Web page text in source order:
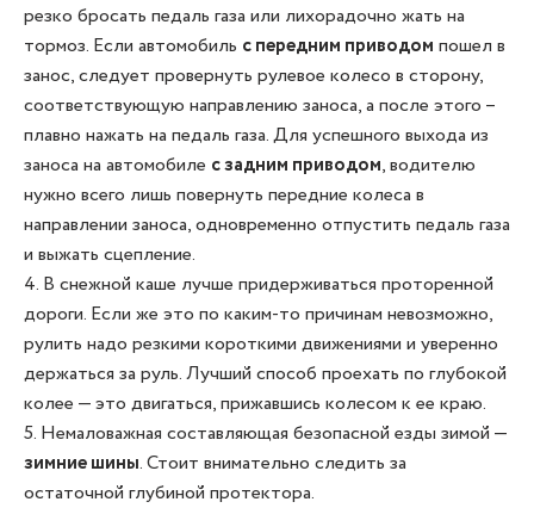
резко бросать педаль газа или лихорадочно жать на
тормоз. Если автомобиль с передним приводом пошел в
занос, следует провернуть рулевое колесо в сторону,
соответствующую направлению заноса, а после этого –
плавно нажать на педаль газа. Для успешного выхода из
заноса на автомобиле с задним приводом, водителю
нужно всего лишь повернуть передние колеса в
направлении заноса, одновременно отпустить педаль газа
и выжать сцепление.
4. В снежной каше лучше придерживаться проторенной
дороги. Если же это по каким-то причинам невозможно,
рулить надо резкими короткими движениями и уверенно
держаться за руль. Лучший способ проехать по глубокой
колее — это двигаться, прижавшись колесом к ее краю.
5. Немаловажная составляющая безопасной езды зимой —
зимние шины. Стоит внимательно следить за
остаточной глубиной протектора.